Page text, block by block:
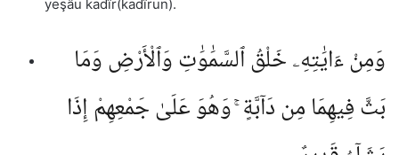
yeşâu kadîr(kadîrun).
وَمِنْ ءَايَٰتِهِۦ خَلْقُ ٱلسَّمَٰوَٰتِ وَٱلْأَرْضِ وَمَا
بَثَّ فِيهِمَا مِن دَآبَّةٍ ۚ وَهُوَ عَلَىٰ جَمْعِهِمْ إِذَا